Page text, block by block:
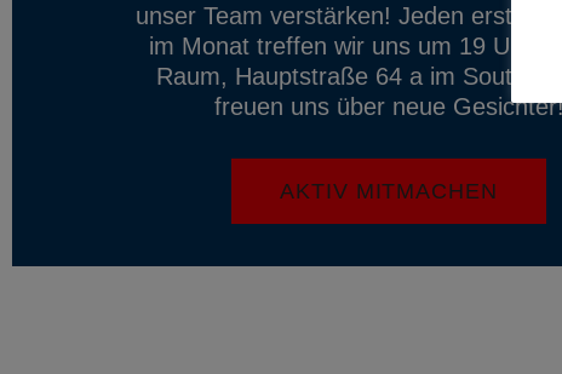
unser Team verstärken! Jeden ersten
im Monat treffen wir uns um 19 Uhr
Raum, Hauptstraße 64 a im
freuen uns über neue
AKTIV MITMACHEN